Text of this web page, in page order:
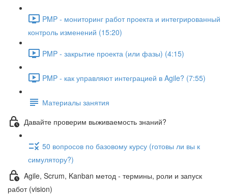
PMP - мониторинг работ проекта и интегрированный
контроль изменений (15:20)
PMP - закрытие проекта (или фазы) (4:15)
PMP - как управляют интеграцией в Agile? (7:55)
Материалы занятия
Давайте проверим выживаемость знаний?
50 вопросов по базовому курсу (готовы ли вы к
симулятору?)
Agile, Scrum, Kanban метод - термины, роли и запуск
работ (vision)